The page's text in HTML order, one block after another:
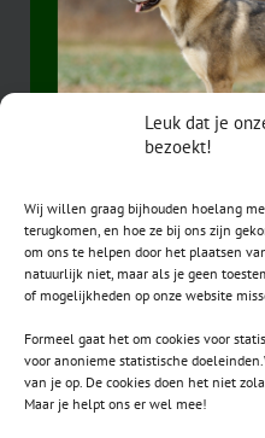
Leuk dat je
bezoekt!
Wij willen graag bijhouden hoelang
terugkomen, en hoe ze bij ons zijn
om ons te helpen door het plaatsen
natuurlijk niet, maar als je geen
of mogelijkheden op onze website
Formeel gaat het om cookies voor
voor anonieme statistische
van je op. De cookies doen het niet
Maar je helpt ons er wel mee!
CONTACT